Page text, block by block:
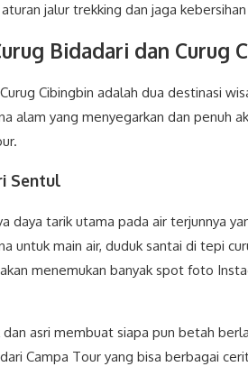
jalur trekking dan jaga
Bidadari dan Curug
Cibingbin adalah dua destinasi
alam yang menyegarkan dan penuh
Sentul
daya tarik utama pada air terjunnya
untuk main air, duduk santai di tepi
menemukan banyak spot foto
dan asri membuat siapa pun betah
Campa Tour yang bisa berbagai